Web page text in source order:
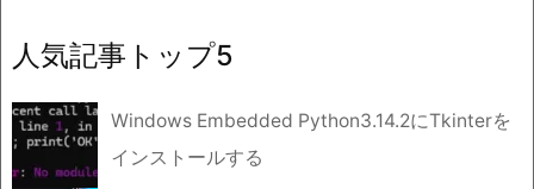
ブ
人気記事トップ5
Windows Embedded Python3.14.2にTkinterを
インストールする